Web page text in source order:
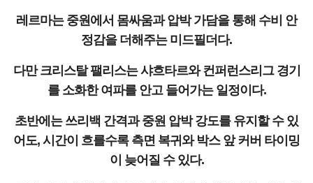
레르마는 중원에서 몸싸움과 압박 가담을 통해 수비 안
정감을 더해주는 미드필더다.
다만 크리스탈 팰리스는 샤흐타르와 컨퍼런스리그 경기
를 소화한 여파를 안고 들어가는 일정이다.
초반에는 쓰리백 간격과 중원 압박 강도를 유지할 수 있
어도, 시간이 흐를수록 측면 복귀와 박스 앞 커버 타이밍
이 늦어질 수 있다.